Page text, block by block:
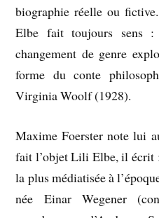
biographie réelle ou
Elbe fait toujours sens :
changement de genre
forme du conte
Virginia Woolf (1928).
Maxime Foerster note lui
fait l’objet Lili Elbe, il écrit
la plus médiatisée à
née Einar Wegener